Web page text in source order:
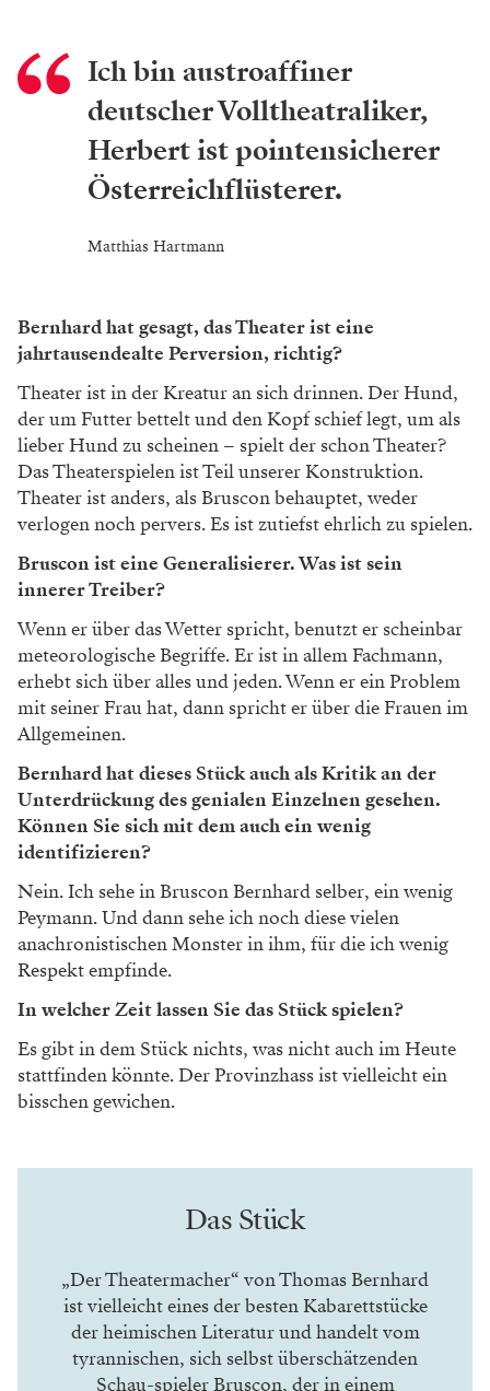
Ich bin austroaffiner
deutscher Volltheatraliker,
Herbert ist pointensicherer
Österreichflüsterer.
Matthias Hartmann
Bernhard hat gesagt, das Theater ist eine
jahrtausendealte Perversion, richtig?
Theater ist in der Kreatur an sich drinnen.Der Hund,
der um Futter bettelt undden Kopf schief legt, um als
lieber Hundzu scheinen – spielt der schon Theater?
Das Theaterspielen ist Teil unserer Konstruktion.
Theater ist anders, als Brusconbehauptet, weder
verlogen noch pervers.Es ist zutiefst ehrlich zu spielen.
Bruscon ist eine Generalisierer. Was ist sein
innerer Treiber?
Wenn er über das Wetter spricht, benutzter scheinbar
meteorologische Begriffe. Erist in allem Fachmann,
erhebt sich überalles und jeden. Wenn er ein Problem
mit seiner Frau hat, dann spricht er über dieFrauen im
Allgemeinen.
Bernhard hat dieses Stück auch als Kritik an der
Unterdrückung des genialen Einzelnen gesehen.
Können Sie sich mit dem auch ein wenig
identifizieren?
Nein. Ich sehe in Bruscon Bernhard selber, ein wenig
Peymann. Und dann seheich noch diese vielen
anachronistischenMonster in ihm, für die ich wenig
Respekt empfinde.
In welcher Zeit lassen Sie das Stück spielen?
Es gibt in dem Stück nichts, was nichtauch im Heute
stattfinden könnte. DerProvinzhass ist vielleicht ein
bisschengewichen.
Das Stück
„Der Theatermacher“ von Thomas Bernhard
ist vielleicht eines der besten Kabarettstücke
der heimischen Literatur und handelt vom
tyrannischen, sich selbst überschätzenden
Schau-spieler Bruscon, der in einem